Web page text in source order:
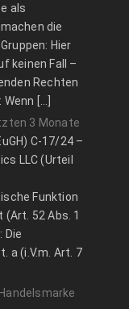
als
die
Hier
keinen Fall –
Rechten
[…]
3 Monate
C‑17/24 –
LLC (Urteil
Funktion
(Art. 52 Abs. 1
Die
a (i.V.m. Art. 7